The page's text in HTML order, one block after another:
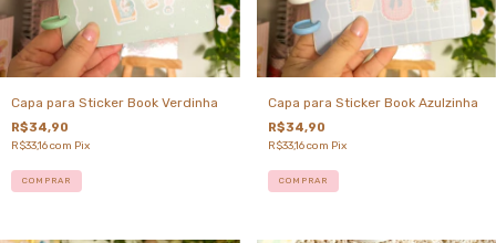
Capa para Sticker Book Verdinha
R$34,90
R$33,16com Pix
Capa para Sticker Book Azulzinha
R$34,90
R$33,16com Pix